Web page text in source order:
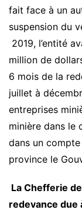
fait face à un
suspension du
2019, l’entité
million de
6 mois de la
juillet à
entreprises
minière dans le
dans un
province le
La Chefferie
redevance due